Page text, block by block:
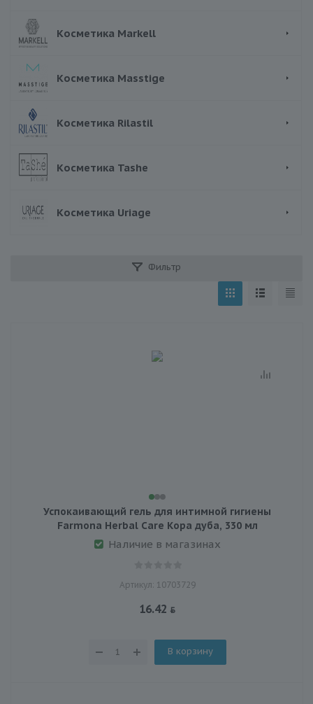
Косметика Markell
Косметика Masstige
Косметика Rilastil
Косметика Tashe
Косметика Uriage
Фильтр
Успокаивающий гель для интимной гигиены
Farmona Herbal Care Кора дуба, 330 мл
Наличие в магазинах
Артикул: 10703729
16.42
В корзину